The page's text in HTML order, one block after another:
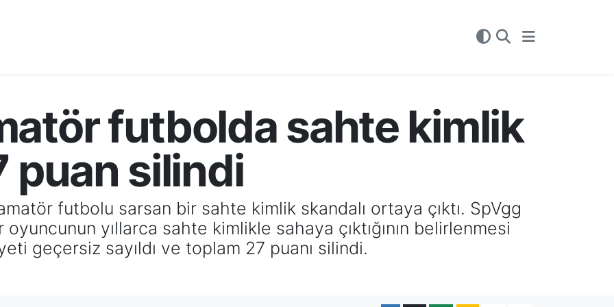
futbolda sahte kimlik
puan silindi
futbolu sarsan bir sahte kimlik skandalı ortaya çıktı. SpVgg
yıllarca sahte kimlikle sahaya çıktığının belirlenmesi
geçersiz sayıldı ve toplam 27 puanı silindi.